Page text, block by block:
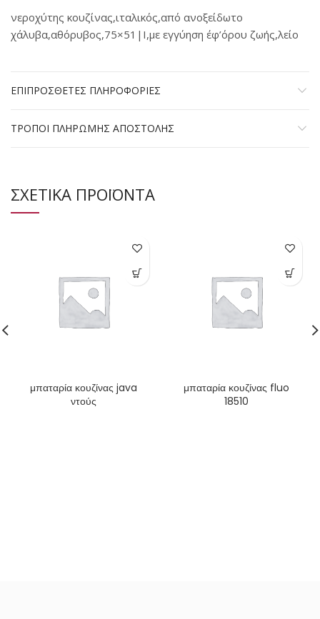
νεροχύτης κουζίνας,ιταλικός,από ανοξείδωτο
χάλυβα,αθόρυβος,75×51|Ι,με εγγύηση έφ’όρου ζωής,λείο
ΕΠΙΠΡΟΣΘΕΤΕΣ ΠΛΗΡΟΦΟΡΙΕΣ
ΤΡΟΠΟΙ ΠΛΗΡΩΜΗΣ ΑΠΟΣΤΟΛΗΣ
ΣΧΕΤΙΚΑ ΠΡΟΪΟΝΤΑ
μπαταρία κουζίνας java
ντούς
μπαταρία κουζίνας fluo
18510